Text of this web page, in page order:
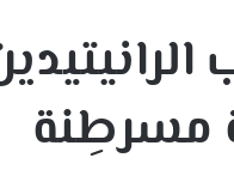
مسرطِنة